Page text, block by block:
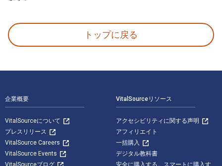
トップに戻る
企業概要
VitalSourceについて
プレスリリース
VitalSource Careers
VitalSource Events
VitalSourceブログ
VitalSourceリソース
アクセシビリティに関する声明
アフィリエイト
一括購入
デジタル教科書
安全に購入する。スマートに購入す